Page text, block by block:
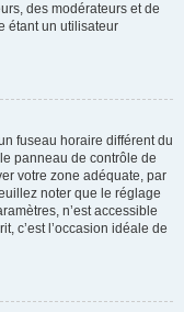
des modérateurs et de
étant un utilisateur
fuseau horaire différent du
panneau de contrôle de
votre zone adéquate, par
noter que le réglage
n’est accessible
c’est l’occasion idéale de